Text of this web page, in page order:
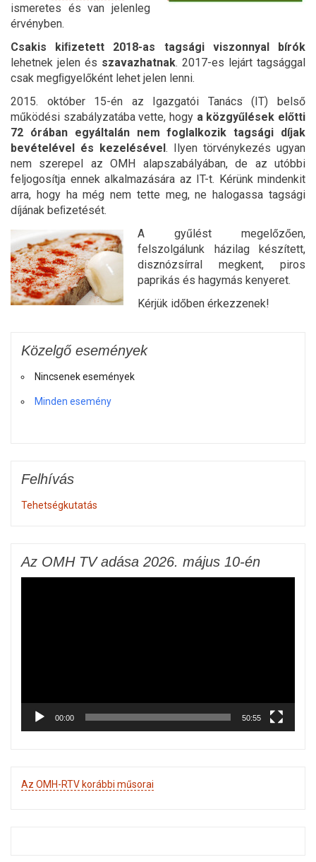
ismeretes és van jelenleg
érvényben.
Csakis kiﬁzetett 2018-as tagsági viszonnyal bírók
lehetnek jelen és szavazhatnak. 2017-es lejárt tagsággal
csak megﬁgyelőként lehet jelen lenni.
2015. október 15-én az Igazgatói Tanács (IT) belső
működési szabályzatába vette, hogy a közgyűlések előtti
72 órában egyáltalán nem foglalkozik tagsági díjak
bevételével és kezelésével. Ilyen törvénykezés ugyan
nem szerepel az OMH alapszabályában, de az utóbbi
feljogosítja ennek alkalmazására az IT-t. Kérünk mindenkit
arra, hogy ha még nem tette meg, ne halogassa tagsági
díjának beﬁzetését.
A gyűlést megelőzően,
felszolgálunk házilag készített,
disznózsírral megkent, piros
paprikás és hagymás kenyeret.
Kérjük időben érkezzenek!
Közelgő események
Nincsenek események
Minden esemény
Felhívás
Tehetségkutatás
Az OMH TV adása 2026. május 10-én
00:00 50:55
Az OMH-RTV korábbi műsorai